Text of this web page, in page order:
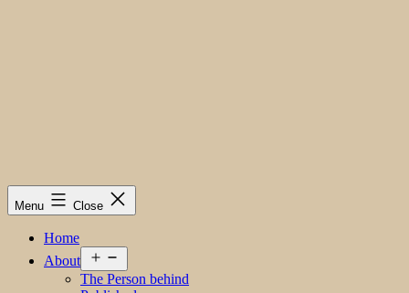
Menu Close
Home
About
menu
The Person behind